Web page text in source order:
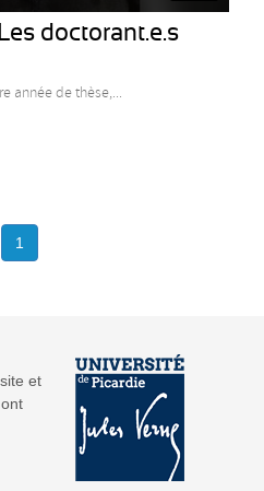
doctorant.e.s
année de thèse,...
1
et